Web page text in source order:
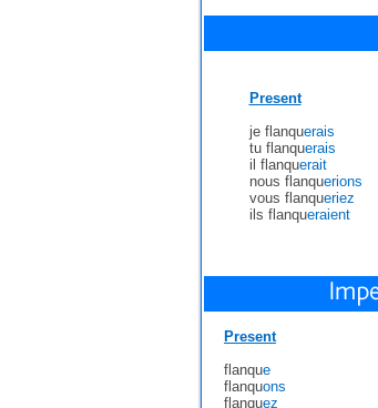
Present
je flanquerais
tu flanquerais
il flanquerait
nous flanquerions
vous flanqueriez
ils flanqueraient
Present
flanque
flanquons
flanquez